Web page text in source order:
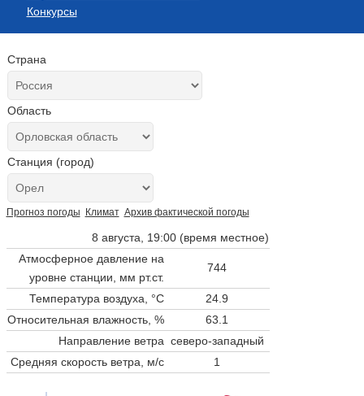
Конкурсы
Страна
Область
Станция (город)
Прогноз погоды Климат Архив фактической погоды
8 августа, 19:00 (время местное)
Атмосферное давление на
уровне станции, мм рт.ст.
744
Температура воздуха, °C
24.9
Относительная влажность, %
63.1
Направление ветра северо-западный
Средняя скорость ветра, м/с
1